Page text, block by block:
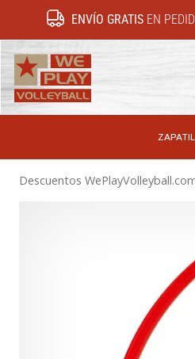
ENVÍO GRATISEN
Descuentos